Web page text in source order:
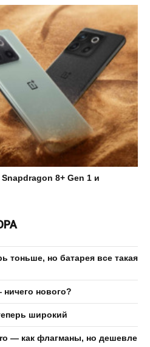
8+ Gen 1 и
тоньше, но батарея все такая
нового?
широкий
— как флагманы, но дешевле